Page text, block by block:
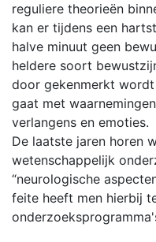
reguliere theorieën
kan er tijdens een
halve minuut geen
heldere soort
door gekenmerkt
gaat met
verlangens en emoties.
De laatste jaren horen
wetenschappelijk
“neurologische
feite heeft men hierbij